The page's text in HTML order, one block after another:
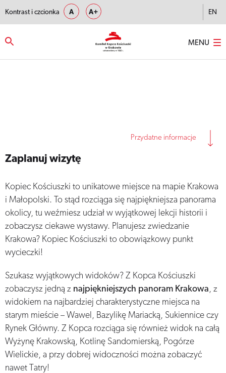
Kontrast i czcionka A A+ EN
MENU
Przydatne informacje
Zaplanuj wizytę
Kopiec Kościuszki to unikatowe miejsce na mapie Krakowa
i Małopolski. To stąd rozciąga się najpiękniejsza panorama
okolicy, tu weźmiesz udział w wyjątkowej lekcji historii i
zobaczysz ciekawe wystawy. Planujesz zwiedzanie
Krakowa? Kopiec Kościuszki to obowiązkowy punkt
wycieczki!
Szukasz wyjątkowych widoków? Z Kopca Kościuszki
zobaczysz jedną z najpiękniejszych panoram Krakowa, z
widokiem na najbardziej charakterystyczne miejsca na
starym mieście – Wawel, Bazylikę Mariacką, Sukiennice czy
Rynek Główny. Z Kopca rozciąga się również widok na całą
Wyżynę Krakowską, Kotlinę Sandomierską, Pogórze
Wielickie, a przy dobrej widoczności można zobaczyć
nawet Tatry!